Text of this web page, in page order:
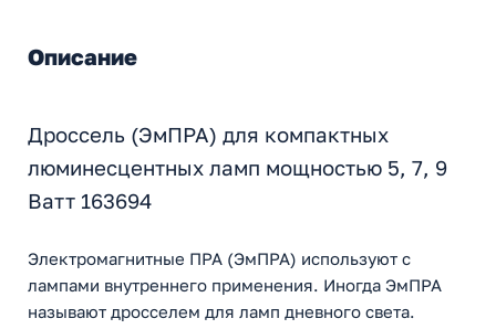
Описание
Дроссель (ЭмПРА) для компактных
люминесцентных ламп мощностью 5, 7, 9
Ватт 163694
Электромагнитныe ПРА (ЭмПРА) используют с
лампами внутреннего применения. Иногда ЭмПРА
называют дросселем для ламп дневного света.